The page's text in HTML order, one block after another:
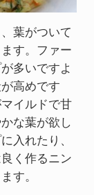
葉がついて
す。ファー
多いですよ
高めです
イルドで甘
な葉が欲し
入れたり、
く作るニン
す。